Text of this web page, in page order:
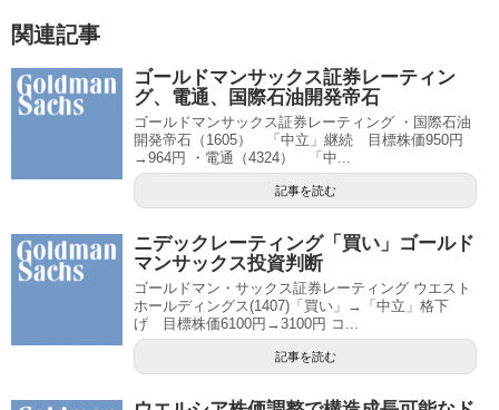
関連記事
ゴールドマンサックス証券レーティン
グ、電通、国際石油開発帝石
ゴールドマンサックス証券レーティング ・国際石油
開発帝石（1605） 「中立」継続 目標株価950円
→964円 ・電通（4324） 「中...
記事を読む
ニデックレーティング「買い」ゴールド
マンサックス投資判断
ゴールドマン・サックス証券レーティング ウエスト
ホールディングス(1407)「買い」→「中立」格下
げ 目標株価6100円→3100円 コ...
記事を読む